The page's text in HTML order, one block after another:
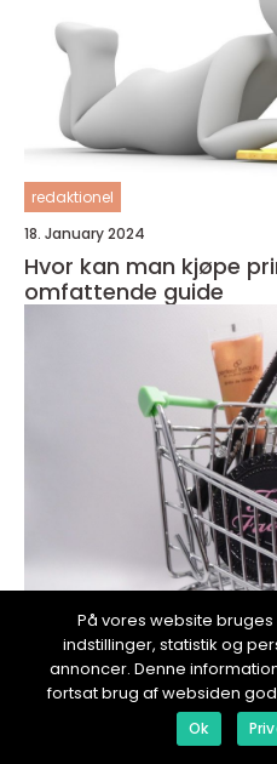
redaktionel
18. January 2024
Hvor kan man kjøpe
omfattende guide
redaktionel
17. January 2024
Kjøpe sekundærbolig:
På vores website
indstillinger, statistik og
annoncer. Denne
fortsat brug af websiden
Ok